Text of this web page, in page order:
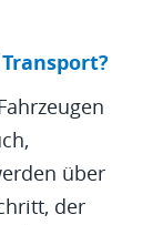
über
der